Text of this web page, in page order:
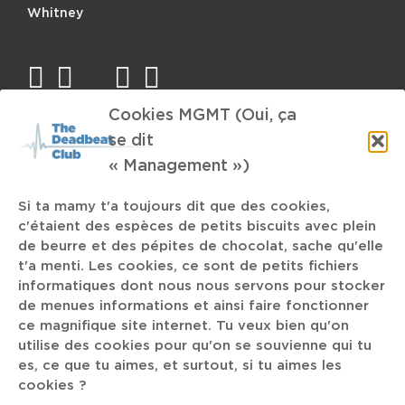
Cookies MGMT (Oui, ça
se dit
« Management »)
Si ta mamy t'a toujours dit que des cookies,
c'étaient des espèces de petits biscuits avec plein
de beurre et des pépites de chocolat, sache qu'elle
t'a menti. Les cookies, ce sont de petits fichiers
informatiques dont nous nous servons pour stocker
de menues informations et ainsi faire fonctionner
ce magnifique site internet. Tu veux bien qu'on
utilise des cookies pour qu'on se souvienne qui tu
es, ce que tu aimes, et surtout, si tu aimes les
cookies ?
Whitney
facebook
twitter
mail instagram
TAGS
Hard-Rock La Défense fête de la musique
Sons of Kemet
Math-Rock Slift
Experimental Rock Inter Arma
Aucklane Post-Noise